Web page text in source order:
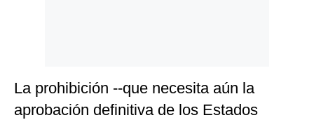
La prohibición --que necesita aún la
aprobación definitiva de los Estados